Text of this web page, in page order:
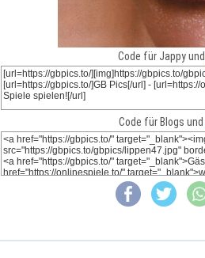
Code für Jappy und
Code für Blogs und